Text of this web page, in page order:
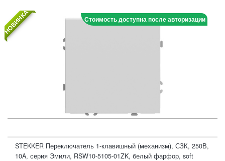
НОВИНКА Стоимость доступна после авторизации
STEKKER Переключатель 1-клавишный (механизм), СЗК, 250В,
10A, серия Эмили, RSW10-5105-01ZK, белый фарфор, soft